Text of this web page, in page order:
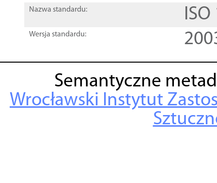
Nazwa standardu:
Wersja standardu:
Semantyczne
Wrocławski Instytut